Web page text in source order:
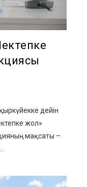
дейін
жол»
мақсаты –